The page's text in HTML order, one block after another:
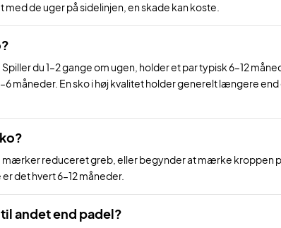
de uger på sidelinjen, en skade kan koste.
du 1–2 gange om ugen, holder et par typisk 6–12
måneder. En sko i høj kvalitet holder generelt længere end
mærker reduceret greb, eller begynder at mærke kroppen
det hvert 6–12 måneder.
andet end padel?